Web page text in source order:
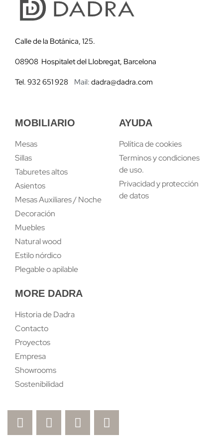
Calle de la Botánica, 125.
08908 Hospitalet del Llobregat, Barcelona
Tel. 932 651 928 Mail: dadra@dadra.com
MOBILIARIO
Mesas
Sillas
Taburetes altos
Asientos
Mesas Auxiliares / Noche
Decoración
Muebles
Natural wood
Estilo nórdico
Plegable o apilable
AYUDA
Política de cookies
Terminos y condiciones
de uso.
Privacidad y protección
de datos
MORE DADRA
Historia de Dadra
Contacto
Proyectos
Empresa
Showrooms
Sostenibilidad